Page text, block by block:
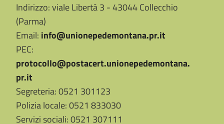
Indirizzo: viale Libertà 3 - 43044 Collecchio
(Parma)
Email: info@unionepedemontana.pr.it
PEC:
protocollo@postacert.unionepedemontana.
pr.it
Segreteria: 0521 301123
Polizia locale: 0521 833030
Servizi sociali: 0521 307111